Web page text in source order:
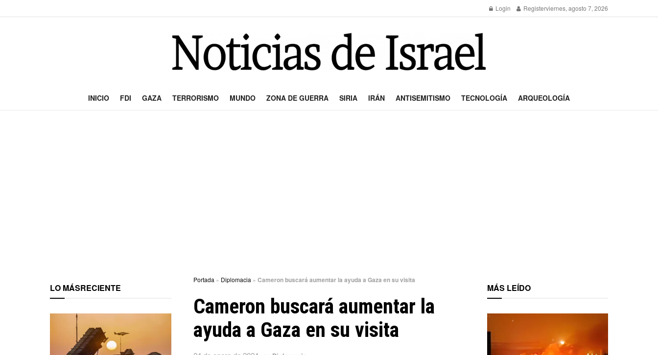
Login Registerviernes, agosto 7, 2026
INICIO FDI GAZA TERRORISMO MUNDO ZONA DE GUERRA SIRIA IRÁN ANTISEMITISMO TECNOLOGÍA ARQUEOLOGÍA
Portada » Diplomacia » Cameron buscará aumentar la ayuda a Gaza en su visita
Cameron buscará aumentar la
ayuda a Gaza en su visita
LO MÁSRECIENTE MÁS LEÍDO